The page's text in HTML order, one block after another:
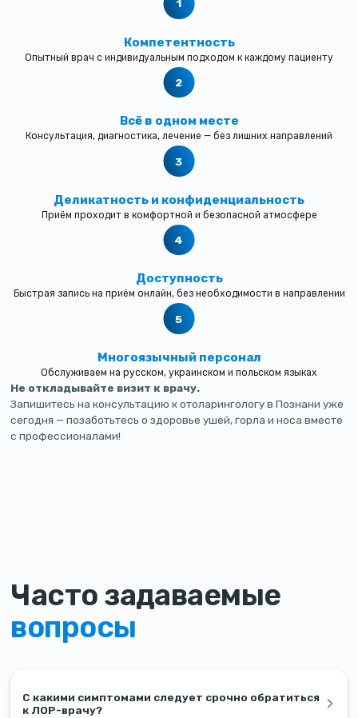
Компетентность
Опытный врач с индивидуальным подходом к каждому пациенту
Всё в одном месте
Консультация, диагностика, лечение — без лишних направлений
Деликатность и конфиденциальность
Приём проходит в комфортной и безопасной атмосфере
Доступность
Быстрая запись на приём онлайн, без необходимости в направлении
Многоязычный персонал
Обслуживаем на русском, украинском и польском языках
Не откладывайте визит к врачу.
Запишитесь на консультацию к отоларингологу в Познани уже
сегодня — позаботьтесь о здоровье ушей, горла и носа вместе
с профессионалами!
Часто задаваемые
вопросы
С какими симптомами следует срочно обратиться
к ЛОР-врачу?